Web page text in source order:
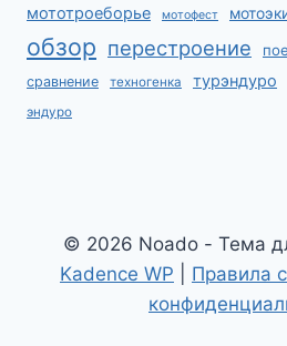
мототроеборье мотофест
обзор перестроение
сравнение техногенка турэндуро
эндуро
© 2026 Noado - Тема
Kadence WP
Правила